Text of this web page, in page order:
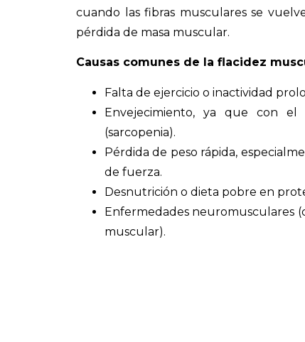
cuando las fibras musculares se
pérdida de masa muscular.
Causas comunes de la flacidez
Falta de ejercicio o inactividad
Envejecimiento, ya que con
(sarcopenia).
Pérdida de peso rápida,
de fuerza.
Desnutrición o dieta pobre en
Enfermedades neuromusculares
muscular).